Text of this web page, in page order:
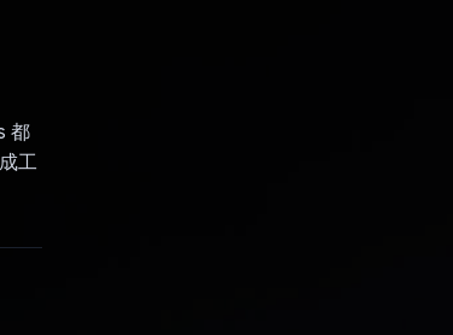
都
工